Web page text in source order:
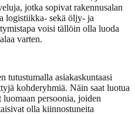
jotka sopivat rakennusalan
logistiikka- sekä öljy- ja
voisi tällöin olla luoda
varten.
tutustumalla asiakaskuntaasi
kohderyhmiä. Näin saat luotua
persoonia, joiden
olla kiinnostuneita